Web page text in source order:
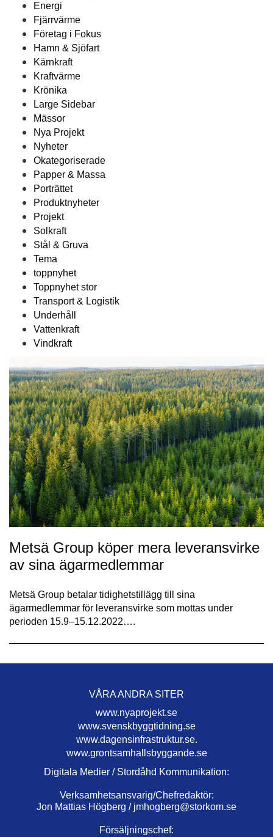
Energi
Fjärrvärme
Företag i Fokus
Hamn & Sjöfart
Kärnkraft
Kraftvärme
Krönika
Large Sidebar
Mässor
Nya Projekt
Nyheter
Okategoriserade
Papper & Massa
Porträttet
Produktnyheter
Projekt
Solkraft
Stål & Gruva
Tema
toppnyhet
Toppnyhet stor
Transport & Logistik
Underhåll
Vattenkraft
Vindkraft
Metsä Group köper mera leveransvirke
av sina ägarmedlemmar
Metsä Group betalar tidighetstillägg till sina
ägarmedlemmar för leveransvirke som mottas under
perioden 15.9–15.12.2022….
VÅRA ANDRA SITER
www.nyaprojekt.se
www.svenskbyggtidning.se
www.dagensinfrastruktur.se.
www.grontsamhallsbyggande.se
Digitala Medier / Stordåhd Kommunikation:
Verksamhetsansvarig/Chefredaktör:
Jon Mattias Högberg / jmhogberg@storkom.se
Försäljningschef: